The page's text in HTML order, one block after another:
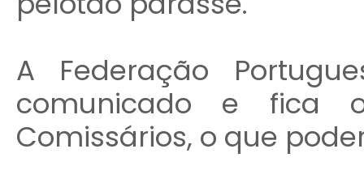
A Federação
comunicado e fica
Comissários, o que